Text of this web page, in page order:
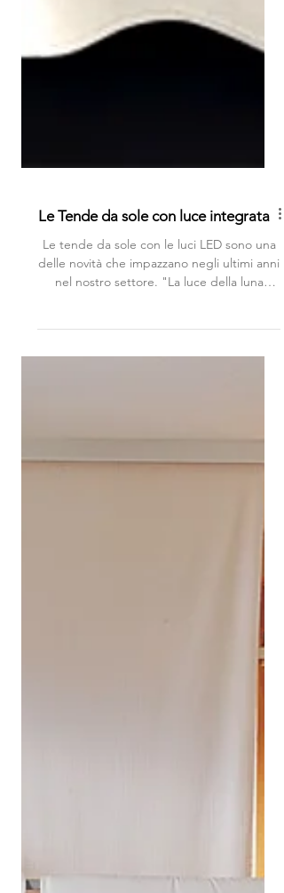
Le Tende da sole con luce integrata
Le tende da sole con le luci LED sono una
delle novità che impazzano negli ultimi anni
soffia...